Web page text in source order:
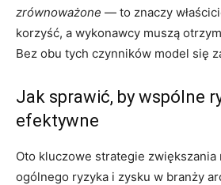
zrównoważone — to znaczy
korzyść, a wykonawcy muszą
Bez obu tych czynników model się
Jak sprawić, by wspólne
efektywne
Oto kluczowe strategie
ogólnego ryzyka i zysku w branży